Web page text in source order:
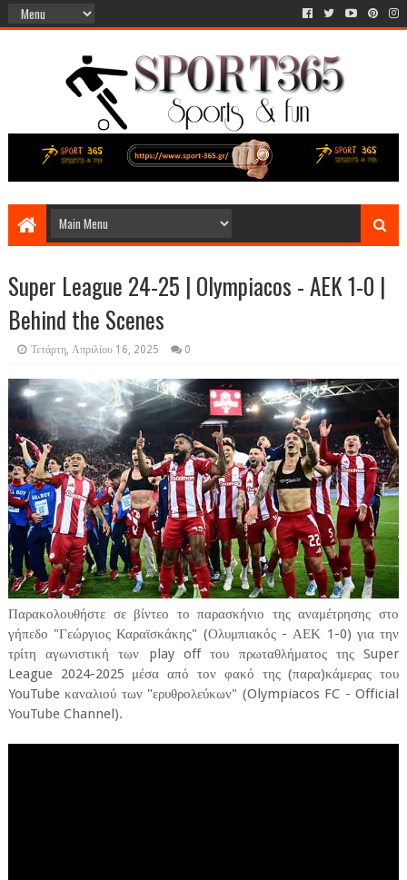
Super League 24-25 | Olympiacos​ - AEK 1-0 |
Behind the Scenes
Τετάρτη, Απριλίου 16, 2025 0
Παρακολουθήστε σε βίντεο το παρασκήνιο της αναμέτρησης στο
γήπεδο "Γεώργιος Καραϊσκάκης" (Ολυμπιακός - ΑΕΚ 1-0) για την
τρίτη αγωνιστική των play off του πρωταθλήματος της Super
League 2024-2025 μέσα από τον φακό της (παρα)κάμερας του
YouTube καναλιού των "ερυθρολεύκων" (Olympiacos FC - Official
YouTube Channel).